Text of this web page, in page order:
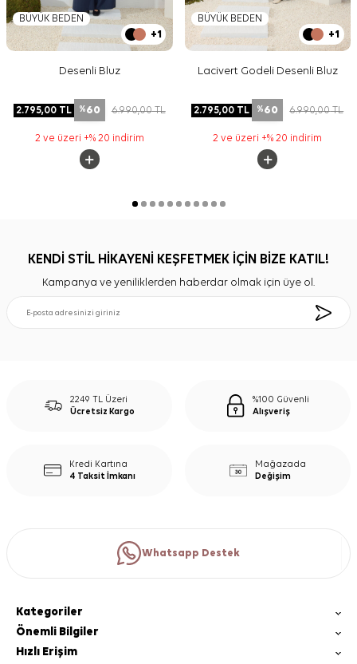
BÜYÜK BEDEN
+1
Desenli Bluz
2.795,00TL %60 6.990,00TL
2 ve üzeri +% 20 indirim
BÜYÜK BEDEN
+1
Lacivert Godeli Desenli Bluz
2.795,00 TL %60 6.990,00TL
2 ve üzeri +% 20 indirim
KENDİ STİL HİKAYENİ KEŞFETMEK İÇİN BİZE KATIL!
Kampanya ve yeniliklerden haberdar olmak için üye ol.
2249 TL Üzeri
Ücretsiz Kargo
%100 Güvenli
Alışveriş
Kredi Kartına
4 Taksit İmkanı
Mağazada
Değişim
Whatsapp Destek
Kategoriler
Önemli Bilgiler
Hızlı Erişim